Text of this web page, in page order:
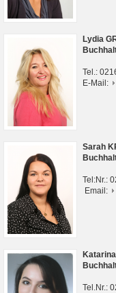
Lydia
Tel.:
E-Mail:
Sarah
Tel:Nr.:
Email:
Tel.Nr.: